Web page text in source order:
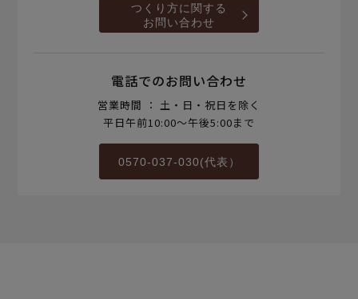
つくり方に関する
お問い合わせ
電話でのお問い合わせ
営業時間 ： 土・日・祝日を除く
平日午前10:00～午後5:00まで
0570-037-030(代表）